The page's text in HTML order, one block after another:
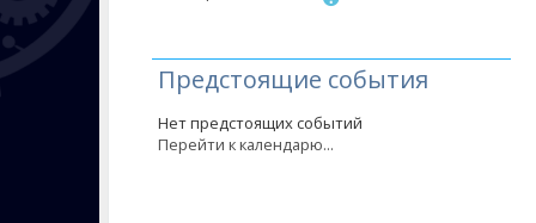
Предстоящие события
Нет предстоящих событий
Перейти к календарю...